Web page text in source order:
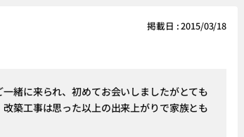
掲載日 : 2015/03/18
緒に来られ、初めてお会いしましたがとても
築工事は思った以上の出来上がりで家族とも